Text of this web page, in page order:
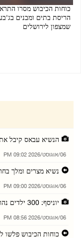
כוחות הכיבוש מסרו
הריסת בתים ומבנים
שמצפון לירושלים
הנשיא עבאס קיבל
06/אוגוסט/2026 09:02 PM
נשיא מצרים ומלך
06/אוגוסט/2026 09:00 PM
יוניסף: 300 ילדים נהרגו מאז הפסקת האש ברצועת ...
06/אוגוסט/2026 08:56 PM
כוחות הכיבוש פלשו